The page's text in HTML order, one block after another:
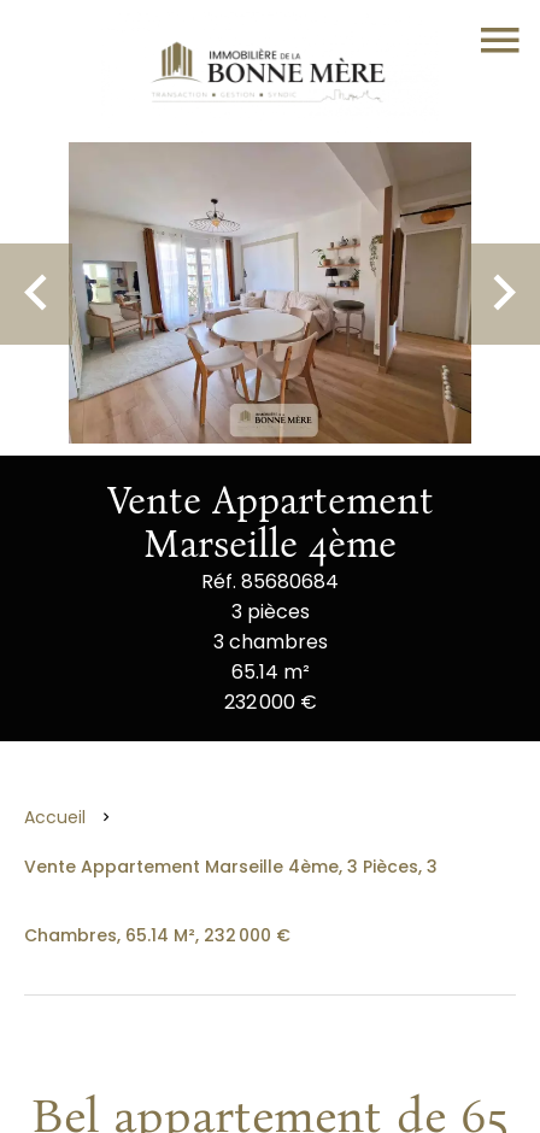
Vente Appartement
Marseille 4ème
Réf. 85680684
3 pièces
3 chambres
65.14 m²
232 000 €
Accueil
Vente Appartement Marseille 4ème, 3 Pièces, 3
Chambres, 65.14 M², 232 000 €
Bel appartement de 65